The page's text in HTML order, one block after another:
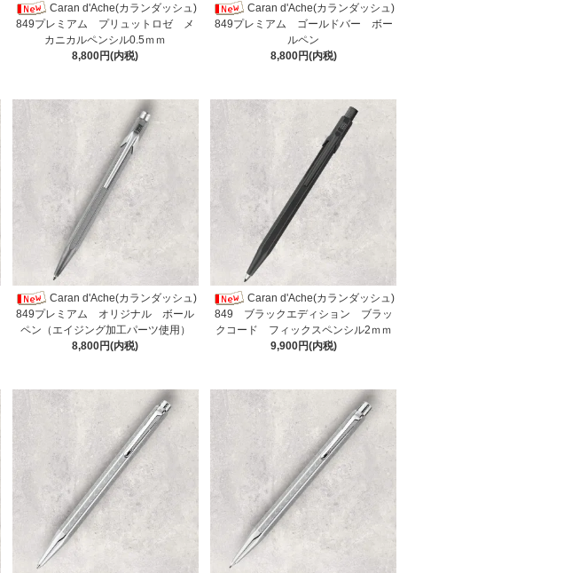
Caran d'Ache(カランダッシュ)
849プレミアム プリュットロゼ メ
カニカルペンシル0.5ｍｍ
8,800円(内税)
Caran d'Ache(カランダッシュ)
849プレミアム ゴールドバー ボー
ルペン
8,800円(内税)
Caran d'Ache(カランダッシュ)
849プレミアム オリジナル ボール
ペン（エイジング加工パーツ使用）
8,800円(内税)
Caran d'Ache(カランダッシュ)
849 ブラックエディション ブラッ
クコード フィックスペンシル2ｍｍ
9,900円(内税)